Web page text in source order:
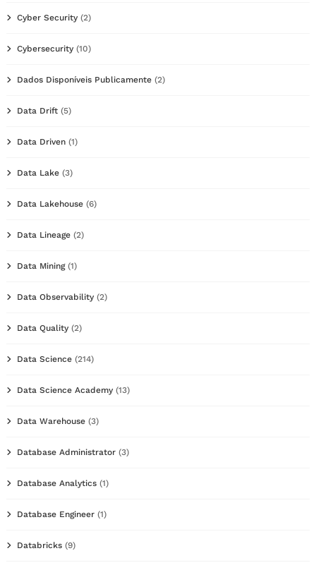
Cyber Security (2)
Cybersecurity (10)
Dados Disponíveis Publicamente (2)
Data Drift (5)
Data Driven (1)
Data Lake (3)
Data Lakehouse (6)
Data Lineage (2)
Data Mining(1)
Data Observability (2)
Data Quality (2)
Data Science (214)
Data Science Academy (13)
Data Warehouse (3)
Database Administrator (3)
Database Analytics (1)
Database Engineer (1)
Databricks (9)